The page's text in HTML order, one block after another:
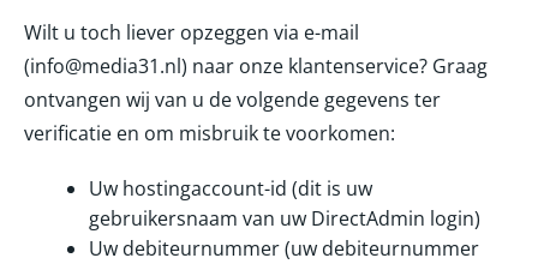
Wilt u toch liever opzeggen via e-mail
(info@media31.nl) naar onze klantenservice? Graag
ontvangen wij van u de volgende gegevens ter
verificatie en om misbruik te voorkomen:
Uw hostingaccount-id (dit is uw
gebruikersnaam van uw DirectAdmin login)
Uw debiteurnummer (uw debiteurnummer